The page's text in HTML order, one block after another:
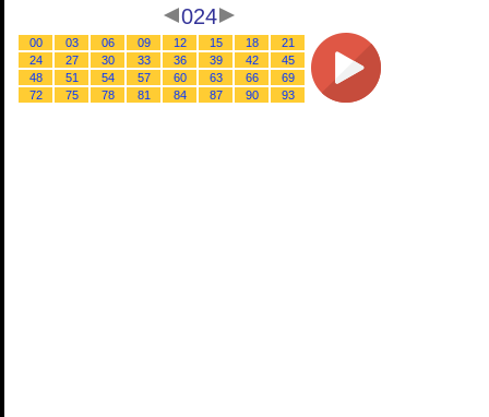
024
00 03 06 09 12 15 18
21
24
27 30 33 36 39 42
45
48
51 54 57 60 63 66
69
72
75 78 81 84 87 90 93